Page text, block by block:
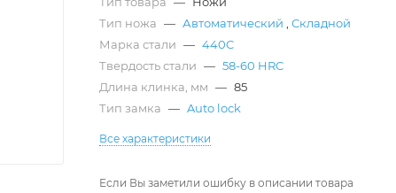
Тип ножа — Автоматический
Складной
Марка стали — 440C
Твердость стали — 58-60 HRC
Длина клинка, мм — 85
Тип замка — Auto lock
Все характеристики
Если Вы заметили ошибку в описании товара